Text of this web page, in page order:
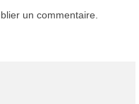
un commentaire.